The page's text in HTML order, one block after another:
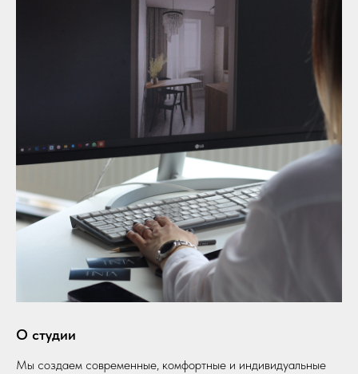
О студии
Мы создаем современные, комфортные и индивидуальные